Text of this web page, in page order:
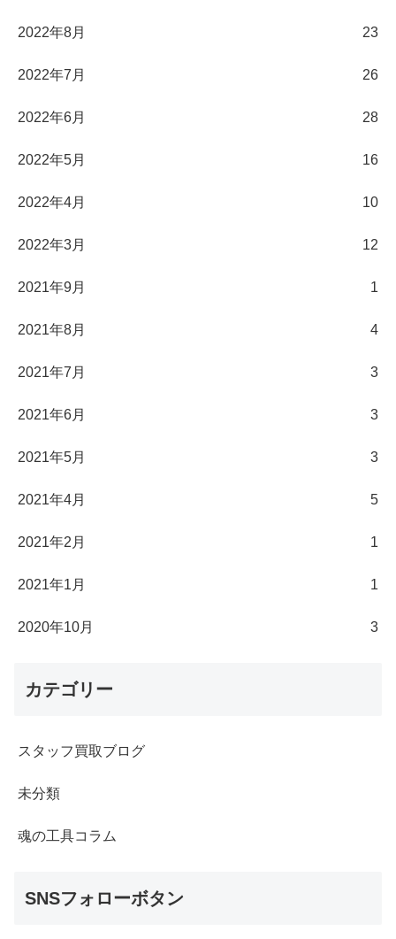
2022年8月 23
2022年7月 26
2022年6月 28
2022年5月 16
2022年4月 10
2022年3月 12
2021年9月 1
2021年8月 4
2021年7月 3
2021年6月 3
2021年5月 3
2021年4月 5
2021年2月 1
2021年1月 1
2020年10月 3
カテゴリー
スタッフ買取ブログ
未分類
魂の工具コラム
SNSフォローボタン